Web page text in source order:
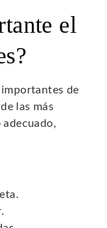
el
importantes de
las más